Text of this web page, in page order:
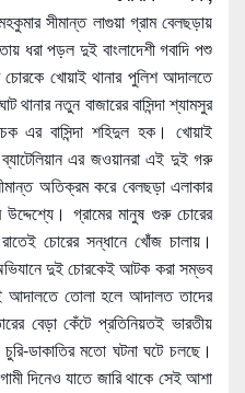
সীমান্ত লাগুয়া গ্রাম বেলছড়ায়
ধরা পড়ল দুই বাংলাদেশী গবাদি পশু
খোয়াই থানার পুলিশ আদালতে
নতুন বাজারের বাসিন্দা শ্যামসুর
এর বাসিন্দা শহিদুল হক। খোয়াই
এর জওয়ানরা এই দুই গরু
অতিক্রম করে বেলছড়া এলাকার
গ্রামের মানুষ গুরু চোরের
চোরের সন্ধানে খোঁজ চালায়।
দুই চোরকেই আটক করা সম্ভব
আদালতে তোলা হলে আদালত তাদের
বেড়া কেঁটে প্রতিনিয়তই ভারতীয়
ডাকাতির মতো ঘটনা ঘটে চলছে।
দিনেও যাতে জারি থাকে সেই আশা